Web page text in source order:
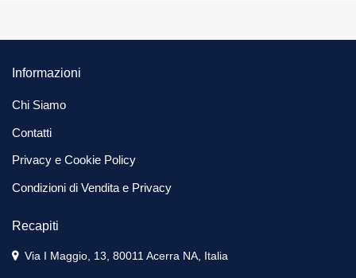
Informazioni
Chi Siamo
Contatti
Privacy e Cookie Policy
Condizioni di Vendita e Privacy
Recapiti
Via I Maggio, 13, 80011 Acerra NA, Italia